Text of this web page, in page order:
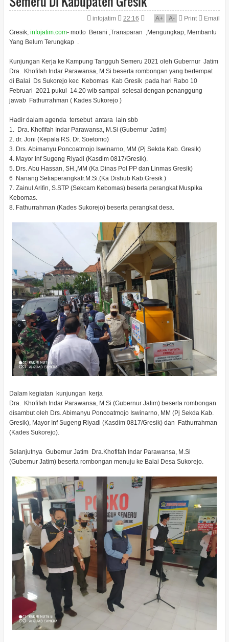
infojatim 22:16 A+ A- Print
Email
Gresik, infojatim.com- motto Berani ,Transparan ,Mengungkap, Membantu
Yang Belum Terungkap .
Kunjungan Kerja ke Kampung Tangguh Semeru 2021 oleh Gubernur Jatim
Dra. Khofifah Indar Parawansa, M.Si beserta rombongan yang bertempat
di Balai Ds Sukorejo kec Kebomas Kab Gresik pada hari Rabo 10
Februari 2021 pukul 14.20 wib sampai selesai dengan penanggung
jawab Fathurrahman ( Kades Sukorejo )
Hadir dalam agenda tersebut antara lain sbb
1. Dra. Khofifah Indar Parawansa, M.Si (Gubernur Jatim)
2. dr. Joni (Kepala RS. Dr. Soetomo)
3. Drs. Abimanyu Poncoatmojo Iswinarno, MM (Pj Sekda Kab. Gresik)
4. Mayor Inf Sugeng Riyadi (Kasdim 0817/Gresik).
5. Drs. Abu Hassan, SH.,MM (Ka Dinas Pol PP dan Linmas Gresik)
6 Nanang Setiaperangkatr.M.Si.(Ka Dishub Kab.Gresik )
7. Zainul Arifin, S.STP (Sekcam Kebomas) beserta perangkat Muspika
Kebomas.
8. Fathurrahman (Kades Sukorejo) beserta perangkat desa.
Dalam kegiatan kunjungan kerja
Dra. Khofifah Indar Parawansa, M.Si (Gubernur Jatim) beserta rombongan
disambut oleh Drs. Abimanyu Poncoatmojo Iswinarno, MM (Pj Sekda Kab.
Gresik), Mayor Inf Sugeng Riyadi (Kasdim 0817/Gresik) dan Fathurrahman
(Kades Sukorejo).
Selanjutnya Gubernur Jatim Dra.Khofifah Indar Parawansa, M.Si
(Gubernur Jatim) beserta rombongan menuju ke Balai Desa Sukorejo.